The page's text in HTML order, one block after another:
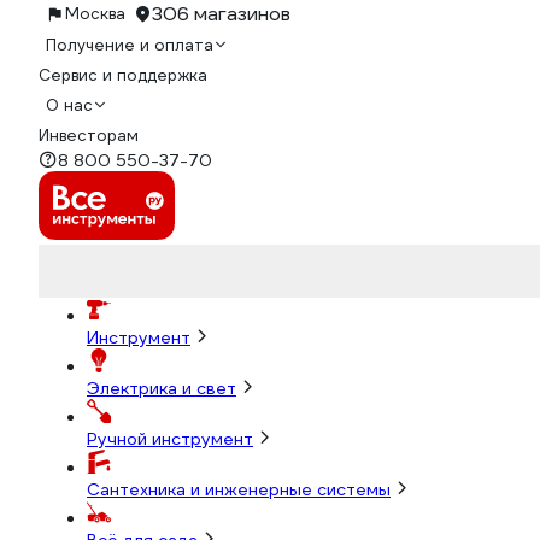
Москва 306 магазинов
Получение и оплата
Сервис и поддержка
О нас
Инвесторам
8 800 550-37-70
Инструмент
Электрика и свет
Ручной инструмент
Сантехника и инженерные системы